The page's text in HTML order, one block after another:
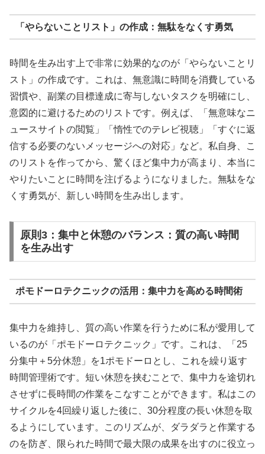
「やらないことリスト」の作成：無駄をなくす勇気
時間を生み出す上で非常に効果的なのが「やらないことリ
スト」の作成です。これは、無意識に時間を消費している
習慣や、副業の目標達成に寄与しないタスクを明確にし、
意図的に避けるためのリストです。例えば、「無意味なニ
ュースサイトの閲覧」「惰性でのテレビ視聴」「すぐに返
信する必要のないメッセージへの対応」など。私自身、こ
のリストを作ってから、驚くほど集中力が高まり、本当に
やりたいことに時間を注げるようになりました。無駄をな
くす勇気が、新しい時間を生み出します。
原則3：集中と休憩のバランス：質の高い時間
を生み出す
ポモドーロテクニックの活用：集中力を高める時間術
集中力を維持し、質の高い作業を行うために私が愛用して
いるのが「ポモドーロテクニック」です。これは、「25
分集中＋5分休憩」を1ポモドーロとし、これを繰り返す
時間管理術です。短い休憩を挟むことで、集中力を途切れ
させずに長時間の作業をこなすことができます。私はこの
サイクルを4回繰り返した後に、30分程度の長い休憩を取
るようにしています。このリズムが、ダラダラと作業する
のを防ぎ、限られた時間で最大限の成果を出すのに役立っ